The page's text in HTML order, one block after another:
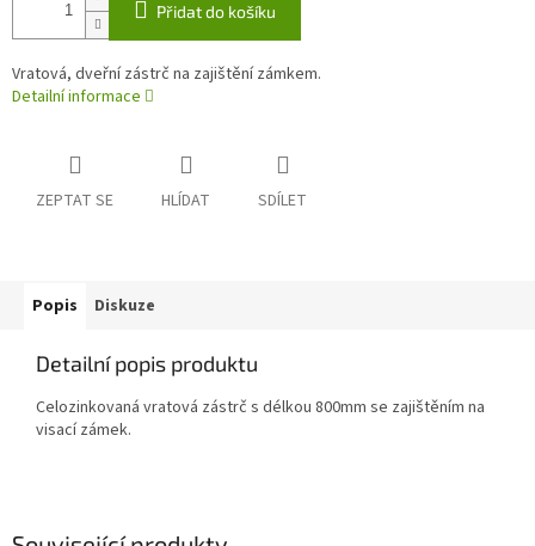
Přidat do košíku
Vratová, dveřní zástrč na zajištění zámkem.
Detailní informace
ZEPTAT SE HLÍDAT SDÍLET
Popis Diskuze
Detailní popis produktu
Celozinkovaná vratová zástrč s délkou 800mm se zajištěním na
visací zámek.